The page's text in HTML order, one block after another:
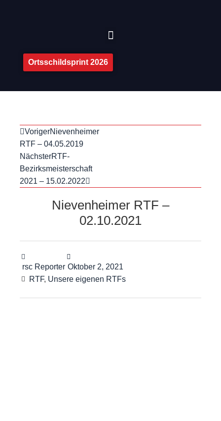
Ortsschildsprint 2026
VorigerNievenheimer
RTF – 04.05.2019
NächsterRTF-
Bezirksmeisterschaft
2021 – 15.02.2022
Nievenheimer RTF –
02.10.2021
rsc Reporter Oktober 2, 2021
RTF, Unsere eigenen RTFs